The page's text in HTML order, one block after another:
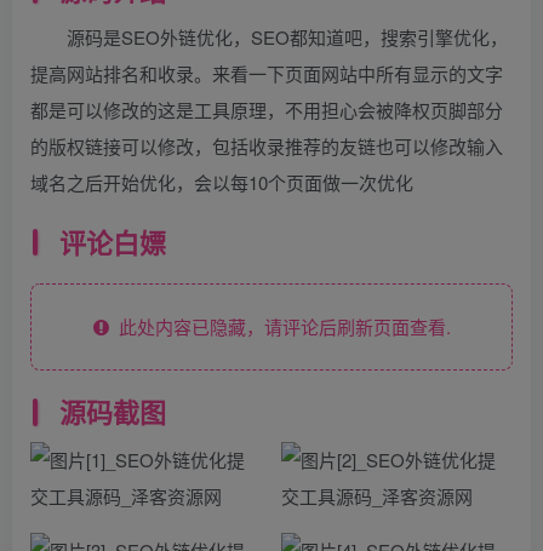
源码是SEO外链优化，SEO都知道吧，搜索引擎优化，
提高网站排名和收录。来看一下页面网站中所有显示的文字
都是可以修改的这是工具原理，不用担心会被降权页脚部分
的版权链接可以修改，包括收录推荐的友链也可以修改输入
域名之后开始优化，会以每10个页面做一次优化
评论白嫖
此处内容已隐藏，请评论后刷新页面查看.
源码截图